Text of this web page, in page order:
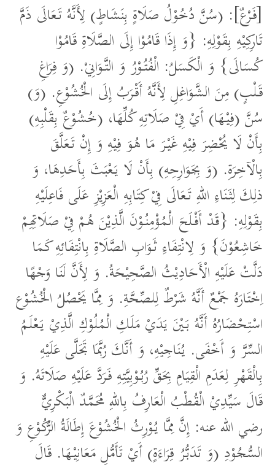
[فَرْعٌ]: (سُنَّ دُخُوْلُ صَلَاةٍ بِنَشَاطٍ) لِأَنَّهُ تَعَالَى ذَمَّ
تَارِكِيْهِ بِقَوْلِهِ: {وَ إِذَا قَامُوْا إِلَى الصَّلَاةِ قَامُوْا
كُسَالَى} وَ الْكَسَلُ: الْفُتُوْرُ وَ التَّوَانِيْ. (وَ فِرَاغِ
قَلْبٍ) مِنَ الشَّوَاغِلِ لِأَنَّهُ أَقْرَبُ إِلَى الْخُشُوْعِ. (وَ)
سُنَّ (فِيْهَا) أَيْ فِيْ صَلَاتِهِ كُلِّهَا، (خُشُوْعٌ بِقَلْبِهِ)
بِأَنْ لَا يُحْضِرَ فِيْهِ غَيْرَ مَا هُوَ فِيْهِ وَ إِنْ تَعَلَّقَ
بِالْآخِرَةِ. (وَ بِجَوَارِحِهِ) بِأَنْ لَا يَعْبَثَ بِأَحَدِهَا، وَ
ذلِكَ لِثَنَاءِ اللهِ تَعَالَى فِيْ كِتَابِهِ الْعَزِيْزِ عَلَى فَاعِلَيْهِ
بِقَوْلِهِ: {قَدْ أَفْلَحَ الْمُؤْمِنُوْنَ الَّذِيْنَ هُمْ فِيْ صَلَاتِهِمْ
خَاشِعُوْنَ} وَ لِانْتِفَاءِ ثَوَابِ الصَّلَاةِ بِانْتِفَائِهِ كَمَا
دَلَّتْ عَلَيْهِ الْأَحَادِيْثُ الصَّحِيْحَةُ. وَ لِأَنَّ لَنَا وَجْهًا
اِخْتَارَهُ جَمْعٌ أَنَّهُ شَرْطٌ لِلصِّحَّةِ. وَ مِمَّا يَحْصُلُ الْخُشُوْع
اسْتِحْضَارُهُ أَنَّهُ بَيْنَ يَدَيْ مَلَكِ الْمُلُوْكِ الَّذِيْ يَعْلَمُ
السِّرَّ وَ أَخْفَى. يُنَاجِيْهِ، وَ أَنَّكَ رُبَّمَا تَجَلَّى عَلَيْهِ
بِالْقَهْرِ لِعَدَمِ الْقِيَامِ بِحَقِّ رُبُوْبِيَّتِهِ فَرَدَّ عَلَيْهِ صَلَاتَهُ. وَ
قَالَ سَيِّدِيْ الْقُطْبُ الْعَارِفُ بِاللهِ مُحَمَّدٌ الْبَكْرِيٌّ
رضي الله عنه: إِنَّ مِمَّا يُوْرِثُ الْخُشُوْعَ إِطَالَةُ الرُّكُوْعِ وَ
السُّجُوْدِ (وَ تَدَبُّرُ قِرَاءَةٍ) أَيْ تَأَمُّلِ مَعَانِيْهَا. قَالَ